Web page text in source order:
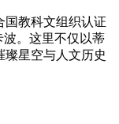
国教科文组织认证
。这里不仅以蒂
璨星空与人文历史